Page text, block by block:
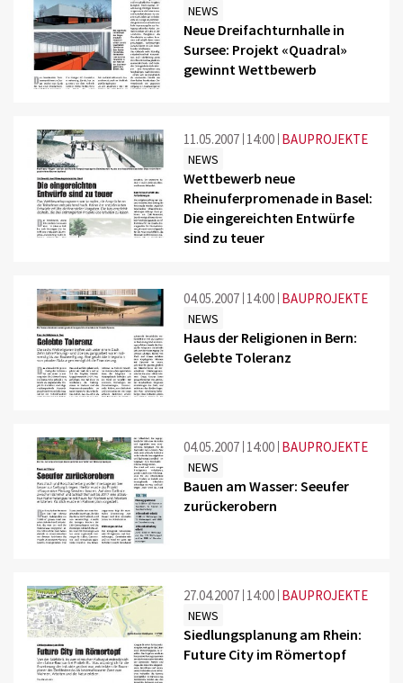
NEWS
Neue Dreifachturnhalle in
Sursee: Projekt «Quadral»
gewinnt Wettbewerb
11.05.2007 14:00 BAUPROJEKTE
NEWS
Wettbewerb neue
Rheinuferpromenade in Basel:
Die eingereichten Entwürfe
sind zu teuer
04.05.2007 14:00 BAUPROJEKTE
NEWS
Haus der Religionen in Bern:
Gelebte Toleranz
04.05.2007 14:00 BAUPROJEKTE
NEWS
Bauen am Wasser: Seeufer
zurückerobern
27.04.2007 14:00 BAUPROJEKTE
NEWS
Siedlungsplanung am Rhein:
Future City im Römertopf